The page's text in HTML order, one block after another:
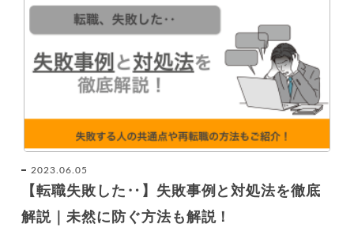
2023.06.05
【転職失敗した‥】失敗事例と対処法を徹底
解説｜未然に防ぐ方法も解説！